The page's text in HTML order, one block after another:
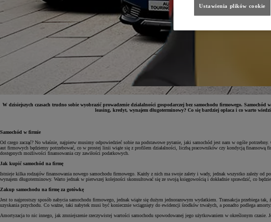
W dzisiejszych czasach trudno sobie wyobrazić prowadzenie działalności gospodarczej bez samochodu firmowego.
leasing, kredyt, wynajem długoterminowy? Co się bardziej opłaca i co warto
Samochód w firmie
Od czego zacząć? No właśnie, najpierw musimy odpowiedzieć sobie na podstawowe pytanie, jaki samochód jest nam w ogóle
aut firmowych będziemy potrzebować, co w prostej linii wiąże się z profilem działalności, liczbą pracowników czy kondycją
dostępnych możliwości finansowania czy zawiłości podatkowych.
Jak kupić samochód na firmę
Istnieje kilka rodzajów finansowania nowego samochodu firmowego. Każdy z nich ma swoje zalety i wady, jednak wszystko zależy od
wynajem długoterminowy. Warto jednak w pierwszej kolejności skonsultować się ze swoją księgowością i dokładnie sprawdzić, co
Zakup samochodu na firmę za gotówkę
Jest to najprostszy sposób nabycia samochodu firmowego, jednak wiąże się dużym jednorazowym wydatkiem. Transakcja przebiega
uzyskania przychodu. Co ważne, taki nabytek musi być koniecznie wciągnięty do ewidencji środków trwałych, a ponadto podlega
Amortyzacja to nic innego, jak zmniejszenie rzeczywistej wartości samochodu spowodowanej jego użytkowaniem w określonym
Ustawienia plików cookie